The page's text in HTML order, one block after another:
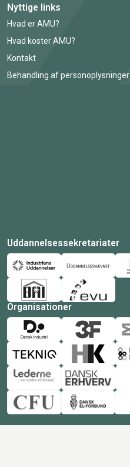
Nyttige links
Hvad er AMU?
Hvad koster AMU?
Kontakt
Behandling af personoplysninger
Uddannelsessekretariater
Organisationer